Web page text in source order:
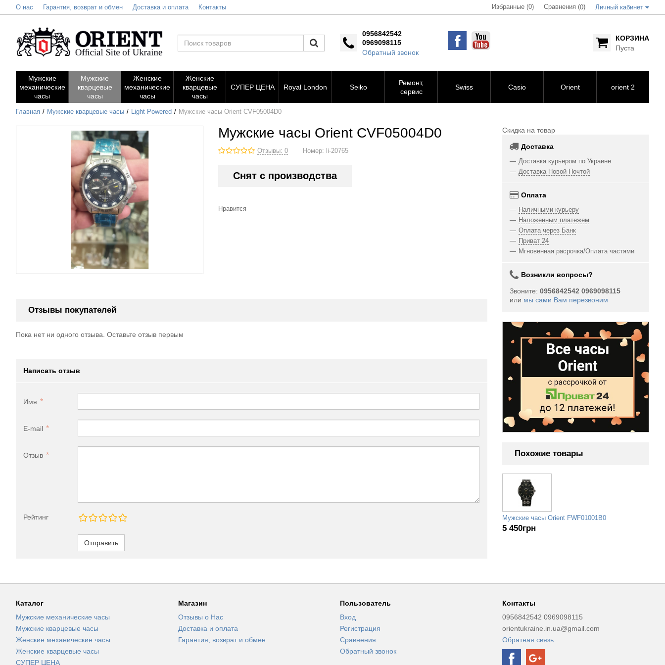
О нас Гарантия, возврат и обмен Доставка и оплата Контакты Избранные (0) Сравнения (0) Личный кабинет
0956842542
0969098115
Обратный звонок
КОРЗИНА
Пуста
Мужские
механические
часы
Мужские
кварцевые
часы
Женские
механические
часы
Женские
кварцевые
часы
СУПЕР ЦЕНА Royal London Seiko
Ремонт,
сервис
Swiss Casio Orient orient 2
Главная Мужские кварцевые часы Light Powered Мужские часы Orient CVF05004D0
Мужские часы Orient CVF05004D0
Отзывы: 0 Номер: li-20765
Снят с производства
Нравится
Отзывы покупателей
Пока нет ни одного отзыва. Оставьте отзыв первым
Написать отзыв
Имя
E-mail
Отзыв
Рейтинг
Отправить
Скидка на товар
Доставка
Доставка курьером по Украине
Доставка Новой Почтой
Оплата
Наличными курьеру
Наложенным платежем
Оплата через Банк
Приват 24
Мгновенная расрочка/Оплата частями
Возникли вопросы?
Звоните: 0956842542 0969098115
или мы сами Вам перезвоним
Похожие товары
Мужские часы Orient FWF01001B0
5 450грн
Каталог
Мужские механические часы
Мужские кварцевые часы
Женские механические часы
Женские кварцевые часы
СУПЕР ЦЕНА
Магазин
Отзывы о Нас
Доставка и оплата
Гарантия, возврат и обмен
Пользователь
Вход
Регистрация
Сравнения
Обратный звонок
Контакты
0956842542 0969098115
orientukraine.in.ua@gmail.com
Обратная связь